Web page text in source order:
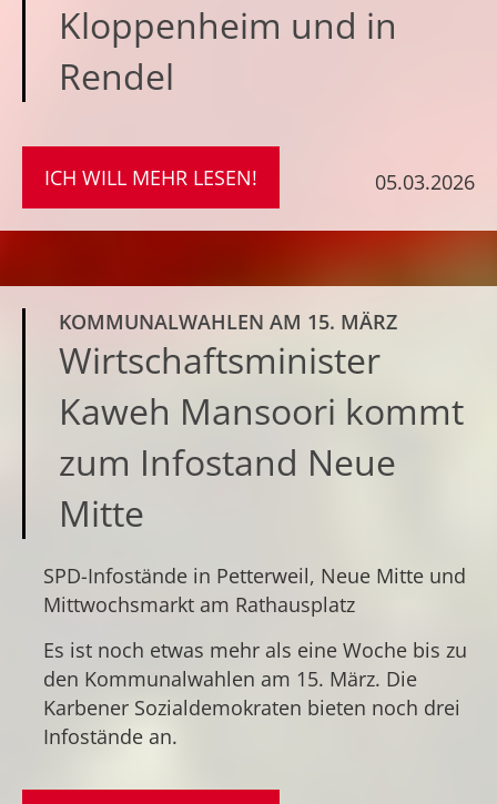
Kloppenheim und in
Rendel
05.03.2026
ICH WILL MEHR LESEN!
KOMMUNALWAHLEN AM 15. MÄRZ
Wirtschaftsminister
Kaweh Mansoori kommt
zum Infostand Neue
Mitte
SPD-Infostände in Petterweil, Neue Mitte und
Mittwochsmarkt am Rathausplatz
Es ist noch etwas mehr als eine Woche bis zu
den Kommunalwahlen am 15. März. Die
Karbener Sozialdemokraten bieten noch drei
Infostände an.